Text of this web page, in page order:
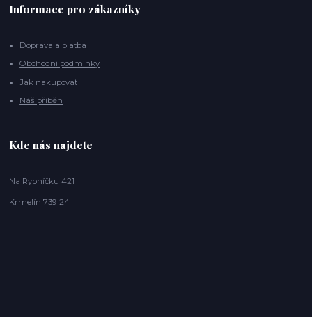
Informace pro zákazníky
Doprava a platba
Obchodní podmínky
Jak nakupovat
Náš příběh
Kde nás najdete
Na Rybníčku 421
Krmelín 739 24